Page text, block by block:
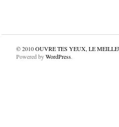
© 2010OUVRE TES YEUX, LE
Powered byWordPress.